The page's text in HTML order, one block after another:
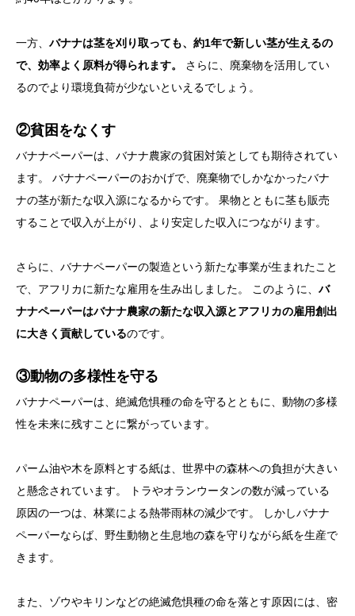
一方、 バナナは茎を刈り取っても、約1年で新しい茎が生えるの
で、効率よく原料が得られます。
さらに、廃棄物を活用してい
るのでより環境負荷が少ないといえるでしょう。
②貧困をなくす
バナナペーパーは、バナナ農家の貧困対策としても期待されてい
ます。 バナナペーパーのおかげで、廃棄物でしかなかったバナ
ナの茎が新たな収入源になるからです。 果物とともに茎も販売
することで収入が上がり、より安定した収入につながります。
さらに、バナナペーパーの製造という新たな事業が生まれたこと
で、アフリカに新たな雇用を生み出しました。 このように、 バ
ナナペーパーはバナナ農家の新たな収入源とアフリカの雇用創出
に大きく貢献しているのです。
③動物の多様性を守る
バナナペーパーは、絶滅危惧種の命を守るとともに、動物の多様
性を未来に残すことに繋がっています。
パーム油や木を原料とする紙は、世界中の森林への負担が大きい
と懸念されています。 トラやオランウータンの数が減っている
原因の一つは、林業による熱帯雨林の減少です。 しかしバナナ
ペーパーならば、野生動物と生息地の森を守りながら紙を生産で
きます。
また、ゾウやキリンなどの絶滅危惧種の命を落とす原因には、密